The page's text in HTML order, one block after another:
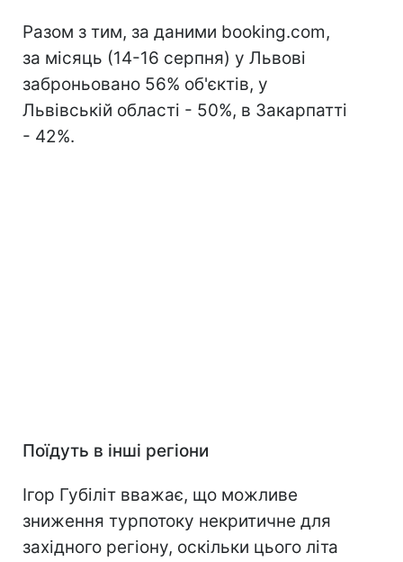
Разом з тим, за даними booking.com,
за місяць (14-16 серпня) у Львові
заброньовано 56% об'єктів, у
Львівській області - 50%, в Закарпатті
- 42%.
Поїдуть в інші регіони
Ігор Губіліт вважає, що можливе
зниження турпотоку некритичне для
західного регіону, оскільки цього літа